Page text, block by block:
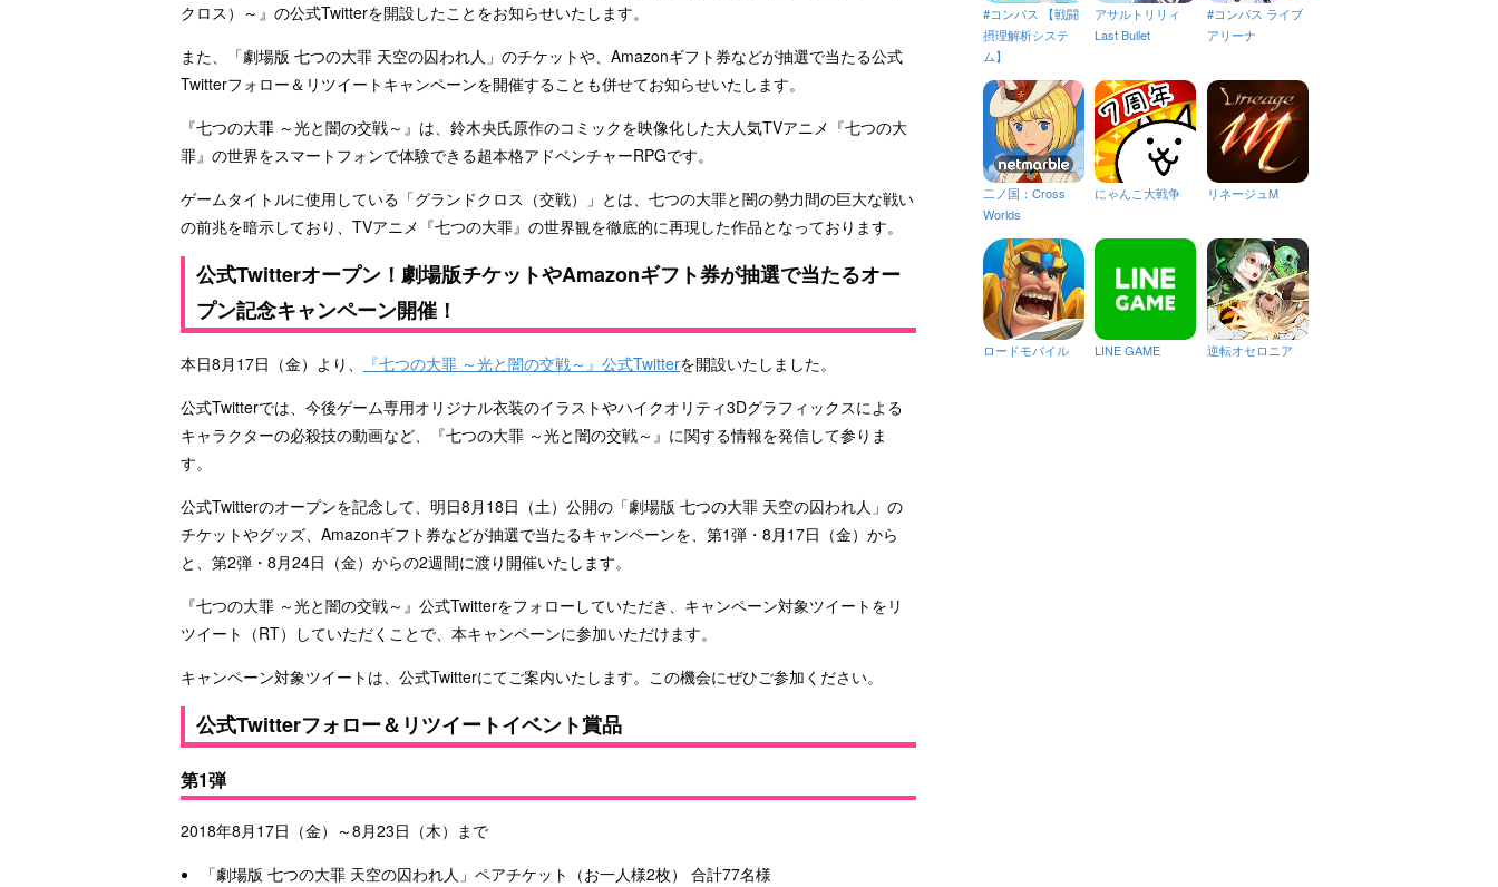
クロス）～』の公式Twitterを開設したことをお知らせいたします。
また、「劇場版 七つの大罪 天空の囚われ人」のチケットや、Amazonギフト券などが抽選で当たる公式
Twitterフォロー＆リツイートキャンペーンを開催することも併せてお知らせいたします。
『七つの大罪 ～光と闇の交戦～』は、鈴木央氏原作のコミックを映像化した大人気TVアニメ『七つの大
罪』の世界をスマートフォンで体験できる超本格アドベンチャーRPGです。
ゲームタイトルに使用している「グランドクロス（交戦）」とは、七つの大罪と闇の勢力間の巨大な戦い
の前兆を暗示しており、TVアニメ『七つの大罪』の世界観を徹底的に再現した作品となっております。
公式Twitterオープン！劇場版チケットやAmazonギフト券が抽選で当たるオー
プン記念キャンペーン開催！
本日8月17日（金）より、 『七つの大罪 ～光と闇の交戦～』公式Twitterを開設いたしました。
公式Twitterでは、今後ゲーム専用オリジナル衣装のイラストやハイクオリティ3Dグラフィックスによる
キャラクターの必殺技の動画など、『七つの大罪 ～光と闇の交戦～』に関する情報を発信して参りま
す。
公式Twitterのオープンを記念して、明日8月18日（土）公開の「劇場版 七つの大罪 天空の囚われ人」の
チケットやグッズ、Amazonギフト券などが抽選で当たるキャンペーンを、第1弾・8月17日（金）から
と、第2弾・8月24日（金）からの2週間に渡り開催いたします。
『七つの大罪 ～光と闇の交戦～』公式Twitterをフォローしていただき、キャンペーン対象ツイートをリ
ツイート（RT）していただくことで、本キャンペーンに参加いただけます。
キャンペーン対象ツイートは、公式Twitterにてご案内いたします。この機会にぜひご参加ください。
公式Twitterフォロー＆リツイートイベント賞品
第1弾
2018年8月17日（金）～8月23日（木）まで
「劇場版 七つの大罪 天空の囚われ人」ペアチケット（お一人様2枚） 合計77名様
#コンパス 【戦闘
摂理解析システ
ム】
アサルトリリィ
Last Bullet
#コンパス ライブ
アリーナ
二ノ国：Cross
Worlds
にゃんこ大戦争 リネージュM
ロードモバイル LINE GAME 逆転オセロニア